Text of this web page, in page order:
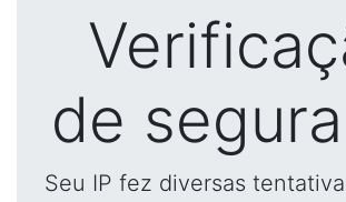
de
Seu IP fez diversas